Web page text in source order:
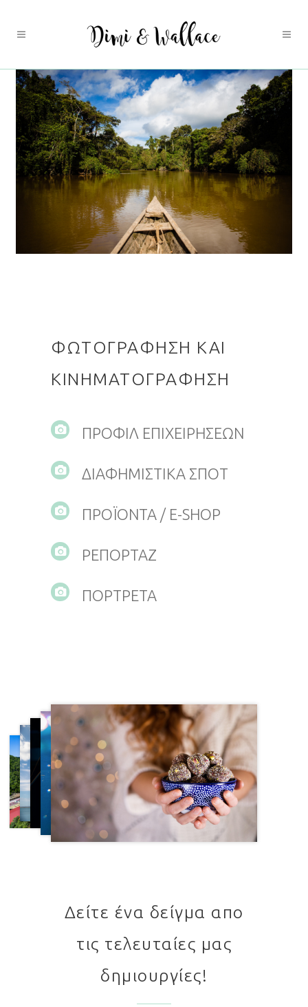
ΦΩΤΟΓΡΑΦΗΣΗ ΚΑΙ
ΚΙΝΗΜΑΤΟΓΡΑΦΗΣΗ
ΠΡΟΦΙΛ ΕΠΙΧΕΙΡΗΣΕΩΝ
ΔΙΑΦΗΜΙΣΤΙΚΑ ΣΠΟΤ
ΠΡΟΪΟΝΤΑ / E-SHOP
ΡΕΠΟΡΤΑΖ
ΠΟΡΤΡΕΤΑ
Δείτε ένα δείγμα απο
τις τελευταίες μας
δημιουργίες!